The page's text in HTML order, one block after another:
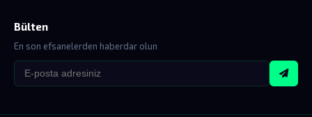
Bülten
En son efsanelerden haberdar olun